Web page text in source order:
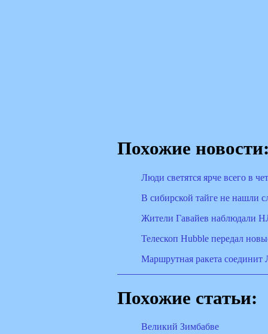
Похожие
Люди светятся ярче всего в
В сибирской тайге не нашли
Жители Гавайев наблюдали
Телескоп Hubble передал
Маршрутная ракета
Похожие статьи:
Великий Зимбабве